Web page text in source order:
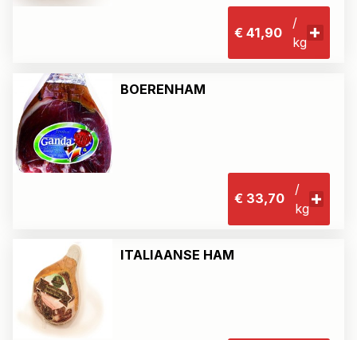
€ 41,90
/
kg
BOERENHAM
€ 33,70
/
kg
ITALIAANSE HAM